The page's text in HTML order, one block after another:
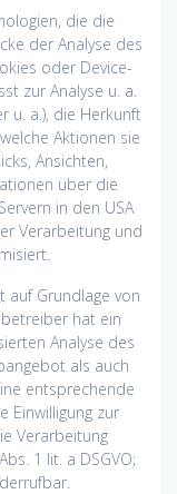
die die
der Analyse des
oder Device-
zur Analyse u. a.
u. a.), die Herkunft
Aktionen sie
Ansichten,
über die
in den USA
Verarbeitung und
auf Grundlage von
hat ein
Analyse des
als auch
entsprechende
Einwilligung zur
Verarbeitung
1 lit. a DSGVO;